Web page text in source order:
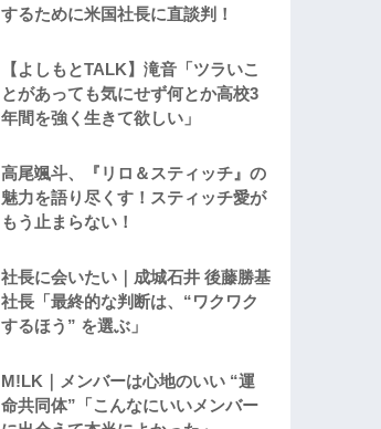
するために米国社長に直談判！
【よしもとTALK】滝音「ツラいこ
とがあっても気にせず何とか高校3
年間を強く生きて欲しい」
高尾颯斗、『リロ＆スティッチ』の
魅力を語り尽くす！スティッチ愛が
もう止まらない！
社長に会いたい｜成城石井 後藤勝基
社長「最終的な判断は、“ワクワク
するほう” を選ぶ」
M!LK｜メンバーは心地のいい “運
命共同体”「こんなにいいメンバー